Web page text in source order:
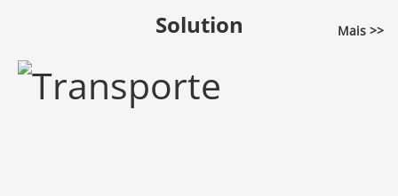
Solution Mais >>